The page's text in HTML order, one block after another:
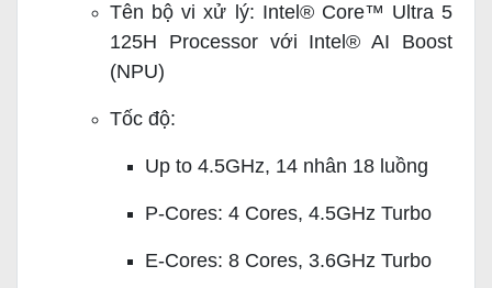
Tên bộ vi xử lý: Intel® Core™ Ultra 5
125H Processor với Intel® AI Boost
(NPU)
Tốc độ:
Up to 4.5GHz, 14 nhân 18 luồng
P-Cores: 4 Cores, 4.5GHz Turbo
E-Cores: 8 Cores, 3.6GHz Turbo